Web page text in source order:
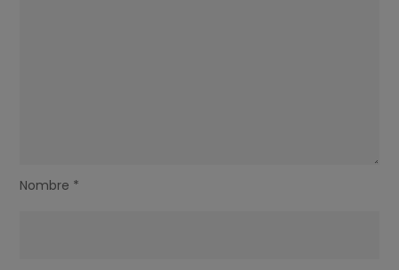
Nombre *